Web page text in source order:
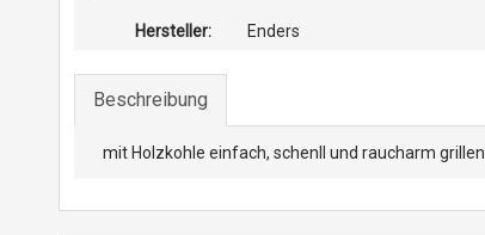
Hersteller: Enders
Beschreibung
mit Holzkohle einfach, schenll und raucharm grillen